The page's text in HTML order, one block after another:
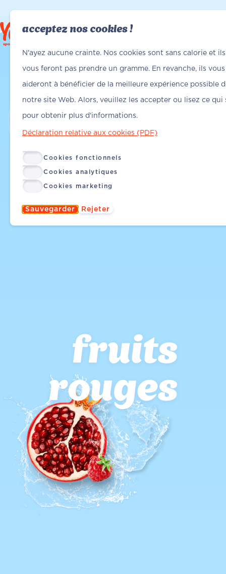
fruits
rouges
acceptez nos cookies !
N'ayez aucune crainte. Nos cookies sont sans calorie et
vous feront pas prendre un gramme. En revanche, ils vous
aideront à bénéficier de la meilleure expérience possible
notre site Web. Alors, veuillez les accepter ou lisez ce qui
pour obtenir plus d'informations.
Déclaration relative aux cookies (PDF)
Cookies fonctionnels
Cookies analytiques
Cookies marketing
Sauvegarder Rejeter